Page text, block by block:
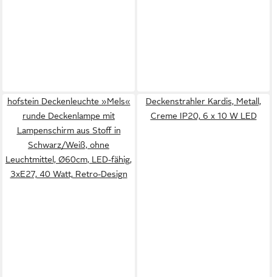
hofstein Deckenleuchte »Mels«
runde Deckenlampe mit
Lampenschirm aus Stoff in
Schwarz/Weiß, ohne
Leuchtmittel, Ø60cm, LED-fähig,
3xE27, 40 Watt, Retro-Design
Deckenstrahler Kardis, Metall,
Creme IP20, 6 x 10 W LED